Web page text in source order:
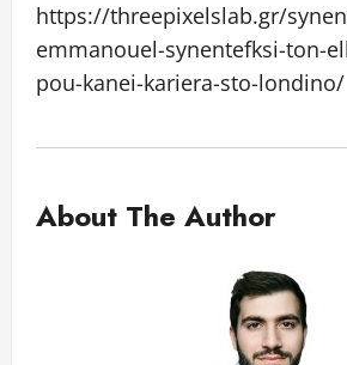
https://threepixelslab.gr/
emmanouel-synentefksi-ton-
pou-kanei-kariera-sto-londino/
About The Author